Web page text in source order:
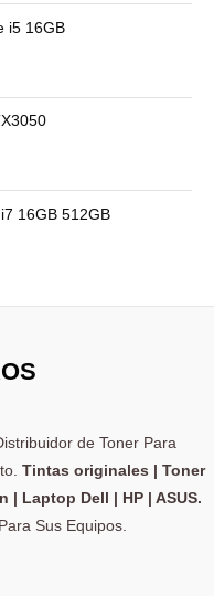
i5 16GB
16GB 512GB
de Toner Para
Tintas originales | Toner
| Laptop Dell | HP | ASUS.
Sus Equipos.